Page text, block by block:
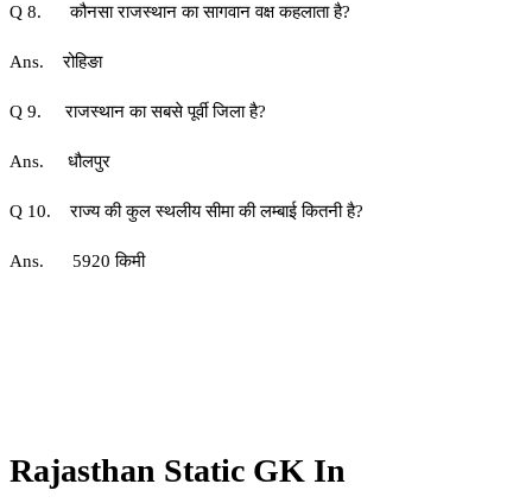
Q 8. कौनसा राजस्थान का सागवान वक्ष कहलाता है?
Ans. रोहिङा
Q 9. राजस्थान का सबसे पूर्वी जिला है?
Ans. धौलपुर
Q 10. राज्य की कुल स्थलीय सीमा की लम्‍बाई कितनी है?
Ans. 5920 किमी
Rajasthan Static GK In